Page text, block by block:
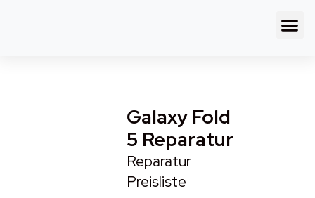
Galaxy Fold
5 Reparatur
Reparatur
Preisliste